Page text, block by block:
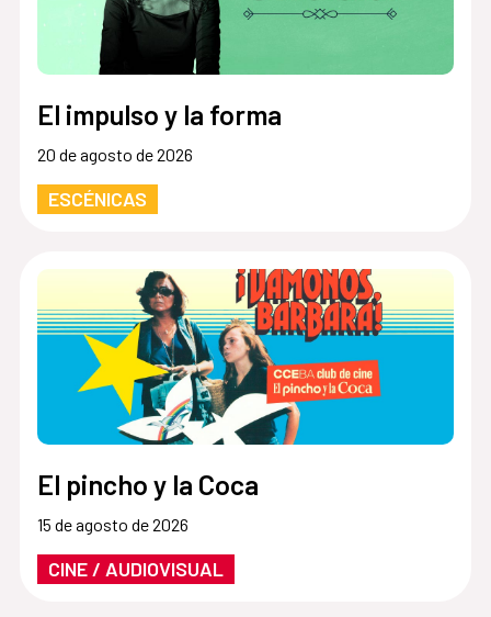
El impulso y la forma
20 de agosto de 2026
ESCÉNICAS
El pincho y la Coca
15 de agosto de 2026
CINE / AUDIOVISUAL